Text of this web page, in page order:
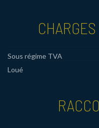
Sous régime TVA
Loué